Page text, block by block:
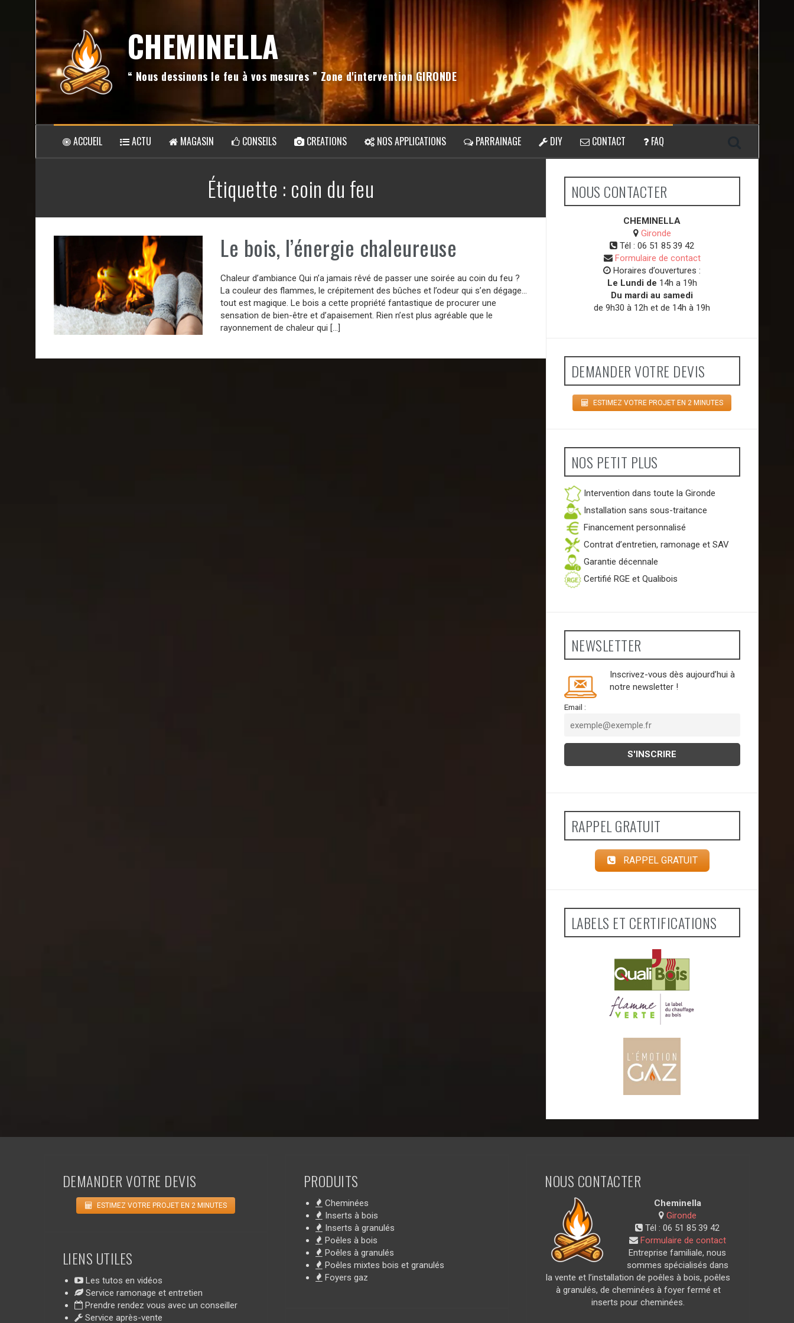
CHEMINELLA
“ Nous dessinons le feu à vos mesures ” Zone d'intervention GIRONDE
ACCUEIL ACTU MAGASIN CONSEILS CREATIONS NOS APPLICATIONS PARRAINAGE DIY CONTACT FAQ
Étiquette : coin du feu
Le bois, l’énergie chaleureuse
Chaleur d’ambiance Qui n’a jamais rêvé de passer une soirée au coin du feu ?
La couleur des flammes, le crépitement des bûches et l’odeur qui s’en dégage…
tout est magique. Le bois a cette propriété fantastique de procurer une
sensation de bien-être et d’apaisement. Rien n’est plus agréable que le
rayonnement de chaleur qui […]
NOUS CONTACTER
CHEMINELLA
Gironde
Tél : 06 51 85 39 42
Formulaire de contact
Horaires d’ouvertures :
Le Lundi de 14h a 19h
Du mardi au samedi
de 9h30 à 12h et de 14h à 19h
DEMANDER VOTRE DEVIS
ESTIMEZ VOTRE PROJET EN 2 MINUTES
NOS PETIT PLUS
Intervention dans toute la Gironde
Installation sans sous-traitance
Financement personnalisé
Contrat d’entretien, ramonage et SAV
Garantie décennale
Certifié RGE et Qualibois
NEWSLETTER
Inscrivez-vous dès aujourd’hui à
notre newsletter !
Email :
RAPPEL GRATUIT
RAPPEL GRATUIT
LABELS ET CERTIFICATIONS
DEMANDER VOTRE DEVIS
ESTIMEZ VOTRE PROJET EN 2 MINUTES
LIENS UTILES
Les tutos en vidéos
Service ramonage et entretien
Prendre rendez vous avec un conseiller
Service après-vente
PRODUITS
Cheminées
Inserts à bois
Inserts à granulés
Poêles à bois
Poêles à granulés
Poêles mixtes bois et granulés
Foyers gaz
NOUS CONTACTER
Cheminella
Gironde
Tél :06 51 85 39 42
Formulaire de contact
Entreprise familiale, nous
sommes spécialisés dans
la vente et l’installation de poêles à bois, poêles
à granulés, de cheminées à foyer fermé et
inserts pour cheminées.